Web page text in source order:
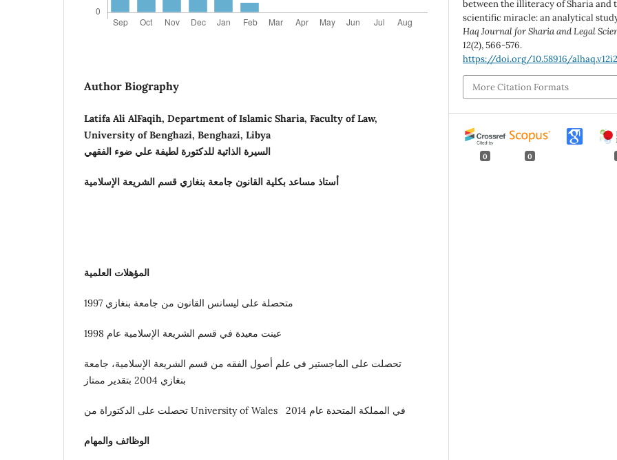
Author Biography
Latifa Ali AlFaqih, Department of Islamic Sharia, Faculty of Law,
University of Benghazi, Benghazi, Libya
السيرة الذاتية للدكتورة لطيفة علي ضوء الفقهي
أستاذ مساعد بكلية القانون جامعة بنغازي قسم الشريعة الإسلامية
المؤهلات العلمية
متحصلة على ليسانس القانون من جامعة بنغازي 1997
عينت معيدة في قسم الشريعة الإسلامية عام 1998
تحصلت على الماجستير في علم أصول الفقه من قسم الشريعة الإسلامية، جامعة
بنغازي 2004 بتقدير ممتاز
تحصلت على الدكتوراة من University of Wales في المملكة المتحدة عام 2014
الوظائف والمهام
between the illiteracy of Sharia and
scientific miracle: an analytical
Haq Journal for Sharia and Legal
12(2), 566-576.
https://doi.org/10.58916/
More Citation Formats
0 0